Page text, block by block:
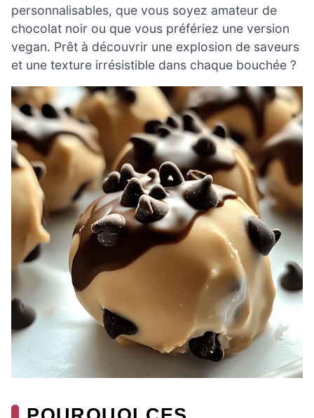
personnalisables, que vous soyez amateur de
chocolat noir ou que vous préfériez une version
vegan. Prêt à découvrir une explosion de saveurs
et une texture irrésistible dans chaque bouchée ?